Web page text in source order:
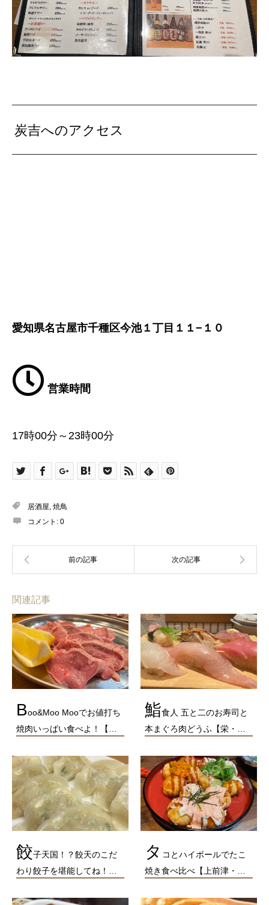
炭吉へのアクセス
愛知県名古屋市千種区今池１丁目１１−１０
営業時間
17時00分～23時00分
居酒屋, 焼鳥
コメント: 0
関連記事
Boo&Moo Mooでお値打ち
焼肉いっぱい食べよ！【…
鮨食人 五と二のお寿司と
本まぐろ肉どうふ【栄・…
餃子天国！？餃天のこだ
わり餃子を堪能してね！…
タ コとハイボールでたこ
焼き食べ比べ【上前津・…